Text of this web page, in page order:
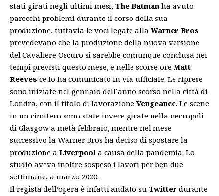
stati girati negli ultimi mesi, The Batman ha avuto
parecchi problemi durante il corso della sua
produzione, tuttavia le voci legate alla Warner Bros
prevedevano che la produzione della nuova versione
del Cavaliere Oscuro si sarebbe comunque conclusa nei
tempi previsti questo mese, e nelle scorse ore Matt
Reeves ce lo ha comunicato in via ufficiale. Le riprese
sono iniziate nel gennaio dell’anno scorso nella città di
Londra, con il titolo di lavorazione Vengeance. Le scene
in un cimitero sono state invece girate nella necropoli
di Glasgow a metà febbraio, mentre nel mese
successivo la Warner Bros ha deciso di spostare la
produzione a Liverpool a causa della pandemia. Lo
studio aveva inoltre sospeso i lavori per ben due
settimane, a marzo 2020.
Il regista dell’opera è infatti andato su Twitter durante